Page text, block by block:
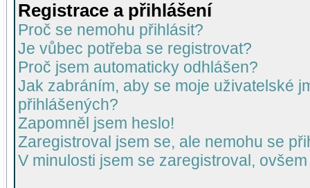
Registrace a přihlášení
Proč se nemohu přihlásit?
Je vůbec potřeba se registrovat?
Proč jsem automaticky odhlášen?
Jak zabráním, aby se moje uživatelské
přihlášených?
Zapomněl jsem heslo!
Zaregistroval jsem se, ale nemohu se
V minulosti jsem se zaregistroval,